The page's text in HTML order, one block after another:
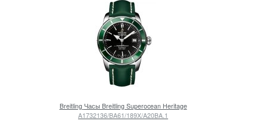
Breitling Часы Breitling Superocean Heritage
A1732136/BA61/189X/A20BA.1